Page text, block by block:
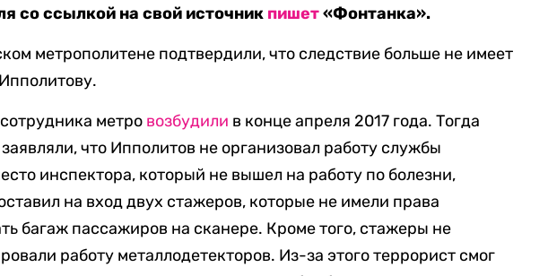
со ссылкой на свой источник пишет«Фонтанка».
метрополитене подтвердили, что следствие больше не имеет
метро возбудили в конце апреля 2017 года. Тогда
что Ипполитов не организовал работу службы
инспектора, который не вышел на работу по болезни,
на вход двух стажеров, которые не имели права
багаж пассажиров на сканере. Кроме того, стажеры не
работу металлодетекторов. Из-за этого террорист смог